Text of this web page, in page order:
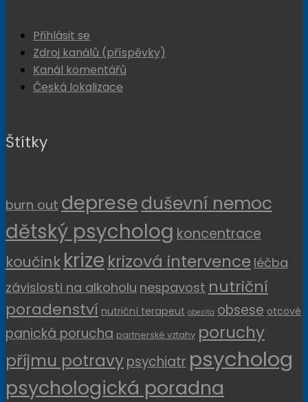
Přihlásit se
Zdroj kanálů (příspěvky)
Kanál komentářů
Česká lokalizace
Štítky
burn out depreseduševní nemoc
dětský psycholog koncentrace
koučink krize krizová intervence léčba
závislosti na alkoholu nespavost nutriční
poradenství nutriční terapeut obezita obsese otcové
panická porucha partnerské vztahy poruchy
příjmu potravypsychiatr psycholog
psychologická poradna